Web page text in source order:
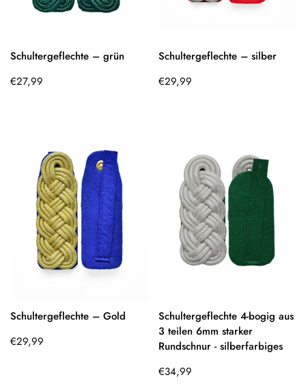
Schultergeflechte – grün
Regulärer
€27,99
Schultergeflechte – silber
Regulärer
€29,99
Schultergeflechte – Gold
Regulärer
€29,99
Schultergeflechte 4-bogig aus
3 teilen 6mm starker
Rundschnur - silberfarbiges
Regulärer
€34,99